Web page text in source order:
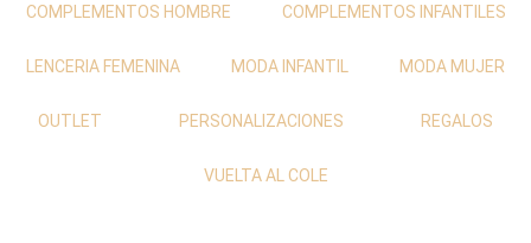
COMPLEMENTOS HOMBRE COMPLEMENTOS INFANTILES
LENCERIA FEMENINA MODA INFANTIL MODA MUJER
OUTLET PERSONALIZACIONES REGALOS
VUELTA AL COLE